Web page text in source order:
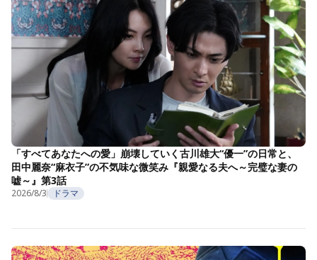
「すべてあなたへの愛」崩壊していく古川雄大“優一”の日常と、
田中麗奈“麻衣子”の不気味な微笑み『親愛なる夫へ～完璧な妻の
嘘～』第3話
2026/8/3 ドラマ